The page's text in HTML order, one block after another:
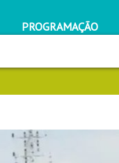
PROGRAMAÇÃO